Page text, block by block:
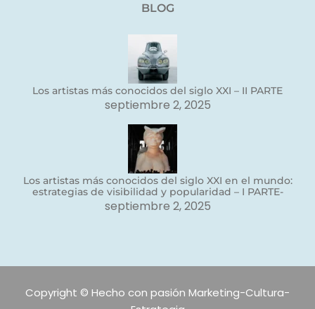
BLOG
Los artistas más conocidos del siglo XXI – II PARTE
septiembre 2, 2025
Los artistas más conocidos del siglo XXI en el mundo:
estrategias de visibilidad y popularidad – I PARTE-
septiembre 2, 2025
Copyright © Hecho con pasión Marketing-Cultura-